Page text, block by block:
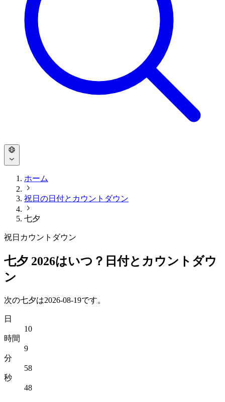
ホーム
祝日の日付とカウントダウン
七夕
祝日カウントダウン
七夕 2026はいつ？日付とカウントダウ
ン
次の七夕は2026-08-19です。
日
10
時間
9
分
58
秒
48